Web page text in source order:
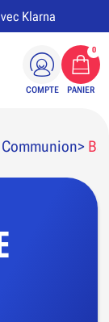
Klarna
COMPTE PANIER
0